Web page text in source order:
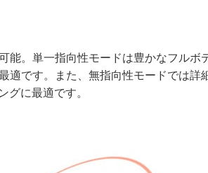
能。単一指向性モードは豊かなフルボ
適です。また、無指向性モードでは詳
グに最適です。